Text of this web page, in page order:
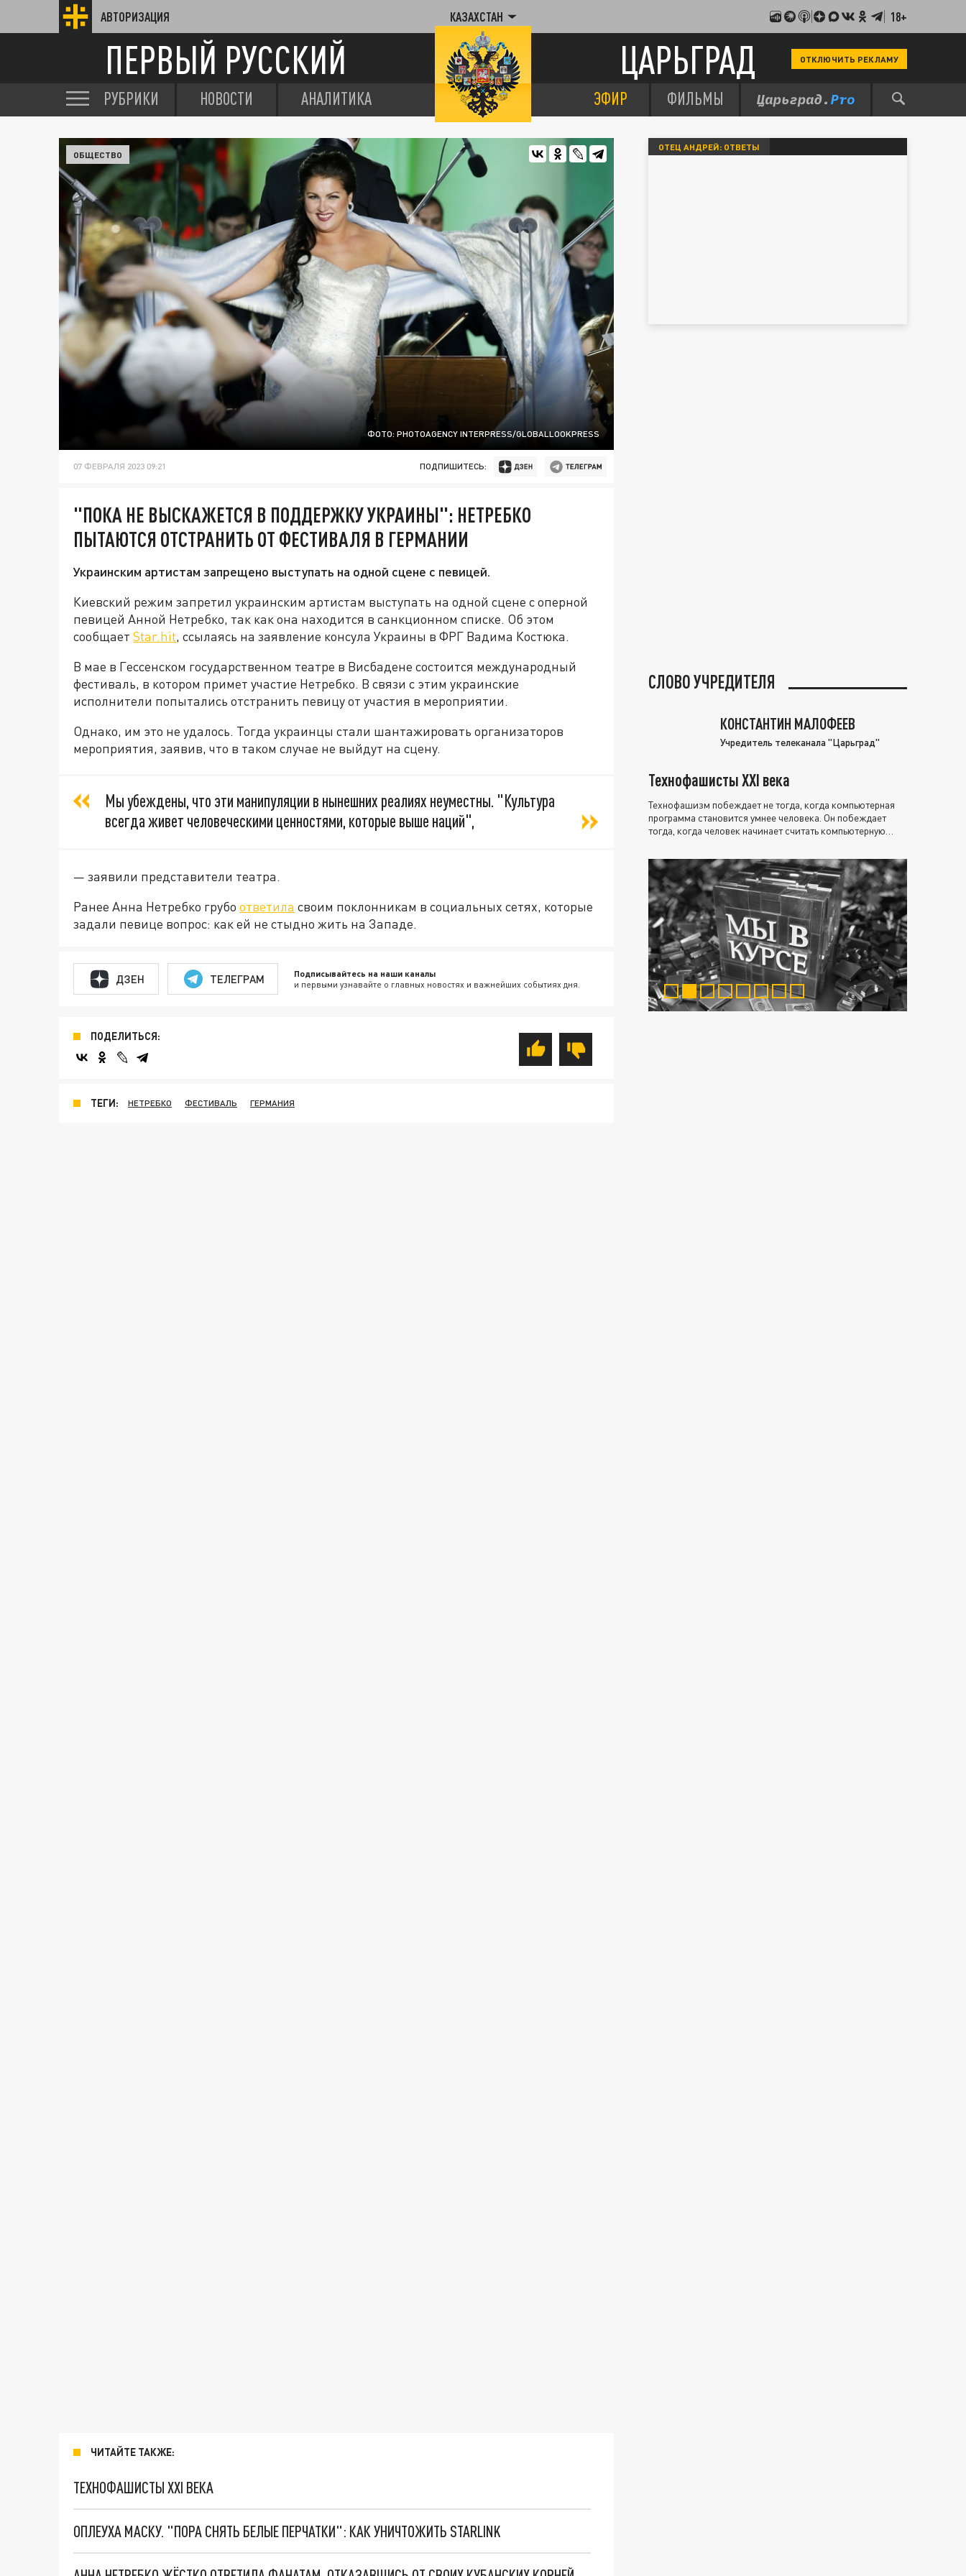
АВТОРИЗАЦИЯ КАЗАХСТАН 18+
ПЕРВЫЙ РУССКИЙ ЦАРЬГРАД ОТКЛЮЧИТЬ РЕКЛАМУ
РУБРИКИ НОВОСТИ АНАЛИТИКА ЭФИР ФИЛЬМЫ
ФОТО: PHOTOAGENCY INTERPRESS/GLOBALLOOKPRESS
ОБЩЕСТВО
07 ФЕВРАЛЯ 2023 09:21 ПОДПИШИТЕСЬ:
"ПОКА НЕ ВЫСКАЖЕТСЯ В ПОДДЕРЖКУ УКРАИНЫ": НЕТРЕБКО
ПЫТАЮТСЯ ОТСТРАНИТЬ ОТ ФЕСТИВАЛЯ В ГЕРМАНИИ
Украинским артистам запрещено выступать на одной сцене с певицей.
Киевский режим запретил украинским артистам выступать на одной сцене с оперной
певицей Анной Нетребко, так как она находится в санкционном списке. Об этом
сообщает Star.hit, ссылаясь на заявление консула Украины в ФРГ Вадима Костюка.
В мае в Гессенском государственном театре в Висбадене состоится международный
фестиваль, в котором примет участие Нетребко. В связи с этим украинские
исполнители попытались отстранить певицу от участия в мероприятии.
Однако, им это не удалось. Тогда украинцы стали шантажировать организаторов
мероприятия, заявив, что в таком случае не выйдут на сцену.
Мы убеждены, что эти манипуляции в нынешних реалиях неуместны. "Культура
всегда живет человеческими ценностями, которые выше наций",
— заявили представители театра.
Ранее Анна Нетребко грубо ответила своим поклонникам в социальных сетях, которые
задали певице вопрос: как ей не стыдно жить на Западе.
ДЗЕН ТЕЛЕГРАМ Подписывайтесь на наши каналы
и первыми узнавайте о главных новостях и важнейших событиях дня.
ПОДЕЛИТЬСЯ:
ТЕГИ: НЕТРЕБКО ФЕСТИВАЛЬ ГЕРМАНИЯ
ЧИТАЙТЕ ТАКЖЕ:
ТЕХНОФАШИСТЫ XXI ВЕКА
ОПЛЕУХА МАСКУ. "ПОРА СНЯТЬ БЕЛЫЕ ПЕРЧАТКИ": КАК УНИЧТОЖИТЬ STARLINK
ОТЕЦ АНДРЕЙ: ОТВЕТЫ
СЛОВО УЧРЕДИТЕЛЯ
КОНСТАНТИН МАЛОФЕЕВ
Учредитель телеканала "Царьград"
Технофашисты XXI века
Технофашизм побеждает не тогда, когда компьютерная
программа становится умнее человека. Он побеждает
тогда, когда человек начинает считать компьютерную